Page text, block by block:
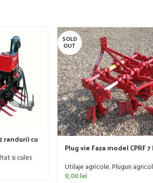
randuri) cu
si cules
SOLD
OUT
Plug vie Faza model CPRF
Utilaje agricole,Pluguri
0,00lei